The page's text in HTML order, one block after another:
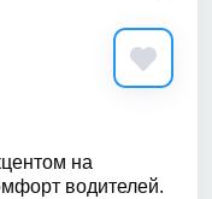
на
водителей.